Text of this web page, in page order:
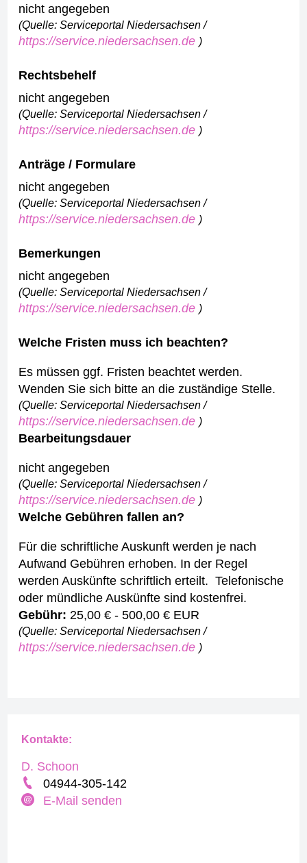
nicht angegeben
(Quelle: Serviceportal Niedersachsen /
https://service.niedersachsen.de )
Rechtsbehelf
nicht angegeben
(Quelle: Serviceportal Niedersachsen /
https://service.niedersachsen.de )
Anträge / Formulare
nicht angegeben
(Quelle: Serviceportal Niedersachsen /
https://service.niedersachsen.de )
Bemerkungen
nicht angegeben
(Quelle: Serviceportal Niedersachsen /
https://service.niedersachsen.de )
Welche Fristen muss ich beachten?
Es müssen ggf. Fristen beachtet werden.
Wenden Sie sich bitte an die zuständige Stelle.
(Quelle: Serviceportal Niedersachsen /
https://service.niedersachsen.de )
Bearbeitungsdauer
nicht angegeben
(Quelle: Serviceportal Niedersachsen /
https://service.niedersachsen.de )
Welche Gebühren fallen an?
Für die schriftliche Auskunft werden je nach
Aufwand Gebühren erhoben. In der Regel
werden Auskünfte schriftlich erteilt. Telefonische
oder mündliche Auskünfte sind kostenfrei.
Gebühr: 25,00 € - 500,00 € EUR
(Quelle: Serviceportal Niedersachsen /
https://service.niedersachsen.de )
Kontakte:
D. Schoon
04944-305-142
E-Mail senden